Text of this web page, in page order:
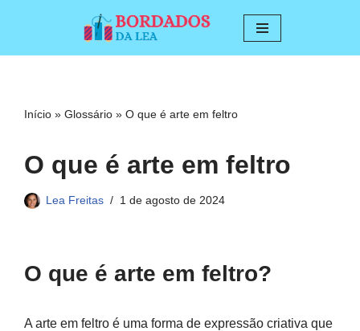
conteúdo
Início » Glossário » O que é arte em feltro
O que é arte em feltro
Lea Freitas 1 de agosto de 2024
O que é arte em feltro?
A arte em feltro é uma forma de expressão criativa que